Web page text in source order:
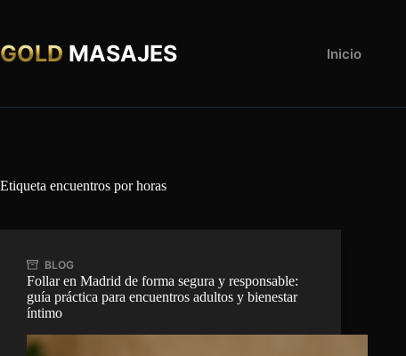
GOLD MASAJES Inicio
Etiqueta encuentros por horas
BLOG
Follar en Madrid de forma segura y responsable:
guía práctica para encuentros adultos y bienestar
íntimo